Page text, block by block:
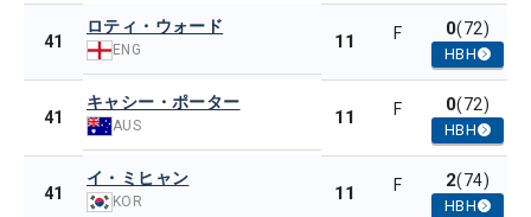
41
ロティ・ウォード
ENG 11 F 0(72)
HBH
41
キャシー・ポーター
AUS 11 F 0(72)
HBH
41
イ・ミヒャン
KOR 11 F 2(74)
HBH